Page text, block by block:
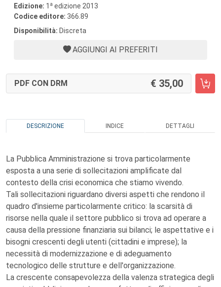
Edizione: 1 a edizione 2013
Codice editore: 366.89
Disponibilità: Discreta
AGGIUNGI AI PREFERITI
PDF CON DRM 35,00
DESCRIZIONE INDICE DETTAGLI
La Pubblica Amministrazione si trova particolarmente
esposta a una serie di sollecitazioni amplificate dal
contesto della crisi economica che stiamo vivendo.
Tali sollecitazioni riguardano diversi aspetti che rendono il
quadro d'insieme particolarmente critico: la scarsità di
risorse nella quale il settore pubblico si trova ad operare a
causa della pressione finanziaria sui bilanci; le aspettative e i
bisogni crescenti degli utenti (cittadini e imprese); la
necessità di modernizzazione e di adeguamento
tecnologico delle strutture e dell'organizzazione.
La crescente consapevolezza della valenza strategica degli